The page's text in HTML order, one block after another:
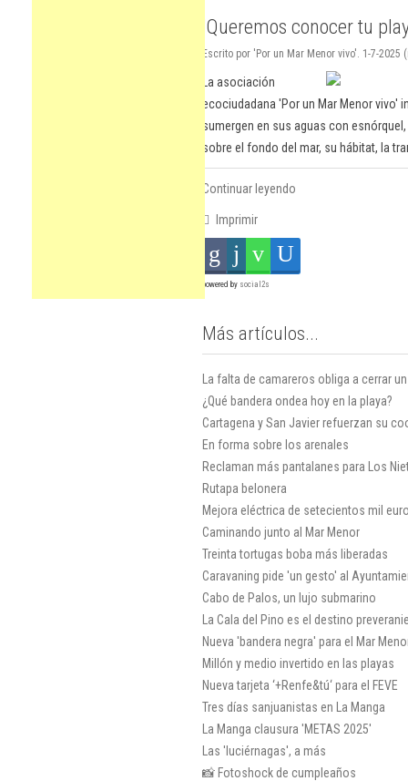
'Queremos conocer tu
Escrito por 'Por un Mar Menor vivo'. 1-7-2025
La asociación
ecociudadana 'Por un Mar Menor
sumergen en sus aguas con
sobre el fondo del mar, su hábitat, la
Continuar leyendo
Imprimir
powered by social2s
Más artículos...
La falta de camareros obliga a cerrar
¿Qué bandera ondea hoy en la playa?
Cartagena y San Javier refuerzan su
En forma sobre los arenales
Reclaman más pantalanes para Los
Rutapa belonera
Mejora eléctrica de setecientos mil
Caminando junto al Mar Menor
Treinta tortugas boba más liberadas
Caravaning pide 'un gesto' al
Cabo de Palos, un lujo submarino
La Cala del Pino es el destino
Nueva 'bandera negra' para el Mar
Millón y medio invertido en las playas
Nueva tarjeta ‘+Renfe&tú‘ para el FEVE
Tres días sanjuanistas en La Manga
La Manga clausura 'METAS 2025'
Las 'luciérnagas', a más
📸 Fotoshock de cumpleaños